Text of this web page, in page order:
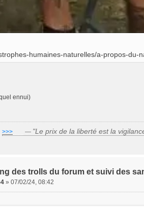
humaines-naturelles/a-propos-du-
ennui)
>>> — "Le prix de la liberté est la
des trolls du forum et suivi des
» 07/02/24, 08:42